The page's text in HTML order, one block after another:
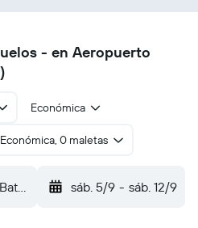
- en Aeropuerto
Económica
0 maletas
Bathurst Raglan (BHS) sáb. 5/9 - sáb. 12/9